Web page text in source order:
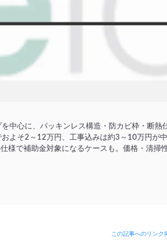
中心に、パッキンレス構造・防カビ枠・断
よそ2～12万円、工事込みは約3～10万円が
で補助金対象になるケースも。価格・清掃
この記事へのリンク